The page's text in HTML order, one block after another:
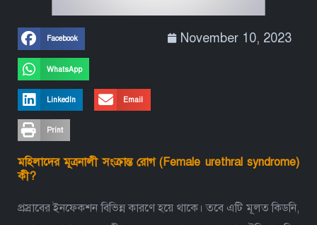
Facebook
WhatsApp
LinkedIn Email
Print
November 10, 2023
মহিলাদের মূত্রনালী সংক্রান্ত রোগ (Female urethral syndrome)
কী?
প্রস্রাবের ইনফেকশন বিভিন্ন কারণে হয়ে থাকে। তবে এটি মূলত কিডনি,